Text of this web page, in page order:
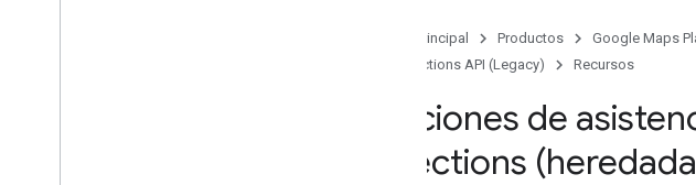
Página principal Productos Google Maps
Directions API (Legacy)
Recursos
Opciones de
Directions